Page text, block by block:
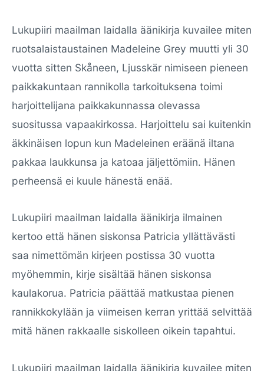
Lukupiiri maailman laidalla äänikirja kuvailee miten
ruotsalaistaustainen Madeleine Grey muutti yli 30
vuotta sitten Skåneen, Ljusskär nimiseen pieneen
paikkakuntaan rannikolla tarkoituksena toimi
harjoittelijana paikkakunnassa olevassa
suositussa vapaakirkossa. Harjoittelu sai kuitenkin
äkkinäisen lopun kun Madeleinen eräänä iltana
pakkaa laukkunsa ja katoaa jäljettömiin. Hänen
perheensä ei kuule hänestä enää.
Lukupiiri maailman laidalla äänikirja ilmainen
kertoo että hänen siskonsa Patricia yllättävästi
saa nimettömän kirjeen postissa 30 vuotta
myöhemmin, kirje sisältää hänen siskonsa
kaulakorua. Patricia päättää matkustaa pienen
rannikkokylään ja viimeisen kerran yrittää selvittää
mitä hänen rakkaalle siskolleen oikein tapahtui.
Lukupiiri maailman laidalla äänikirja kuvailee miten